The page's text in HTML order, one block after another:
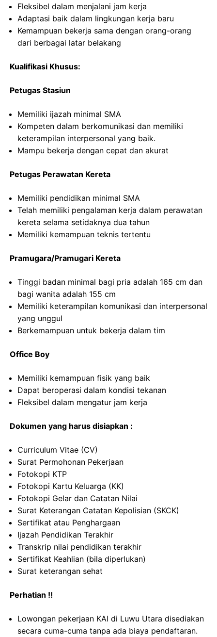
Fleksibel dalam menjalani jam kerja
Adaptasi baik dalam lingkungan kerja baru
Kemampuan bekerja sama dengan orang-orang
dari berbagai latar belakang
Kualifikasi Khusus:
Petugas Stasiun
Memiliki ijazah minimal SMA
Kompeten dalam berkomunikasi dan memiliki
keterampilan interpersonal yang baik.
Mampu bekerja dengan cepat dan akurat
Petugas Perawatan Kereta
Memiliki pendidikan minimal SMA
Telah memiliki pengalaman kerja dalam perawatan
kereta selama setidaknya dua tahun
Memiliki kemampuan teknis tertentu
Pramugara/Pramugari Kereta
Tinggi badan minimal bagi pria adalah 165 cm dan
bagi wanita adalah 155 cm
Memiliki keterampilan komunikasi dan interpersonal
yang unggul
Berkemampuan untuk bekerja dalam tim
Office Boy
Memiliki kemampuan fisik yang baik
Dapat beroperasi dalam kondisi tekanan
Fleksibel dalam mengatur jam kerja
Dokumen yang harus disiapkan :
Curriculum Vitae (CV)
Surat Permohonan Pekerjaan
Fotokopi KTP
Fotokopi Kartu Keluarga (KK)
Fotokopi Gelar dan Catatan Nilai
Surat Keterangan Catatan Kepolisian (SKCK)
Sertifikat atau Penghargaan
Ijazah Pendidikan Terakhir
Transkrip nilai pendidikan terakhir
Sertifikat Keahlian (bila diperlukan)
Surat keterangan sehat
Perhatian !!
Lowongan pekerjaan KAI di Luwu Utara disediakan
secara cuma-cuma tanpa ada biaya pendaftaran.